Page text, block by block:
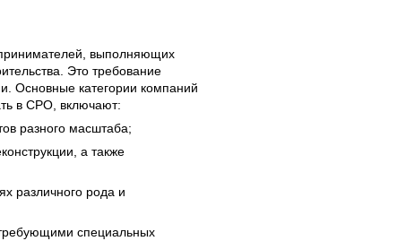
выполняющих
Это требование
Основные категории компаний
в СРО, включают:
разного масштаба;
а также
различного рода и
специальных